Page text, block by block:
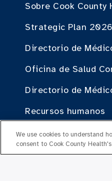
Sobre Cook County
Strategic Plan
Directorio de
Oficina de Salud
Directorio de
Recursos humanos
Oficina del Plan de
Liderazgo Ejecutivo
We use cookies to understand
consent to Cook County Health's